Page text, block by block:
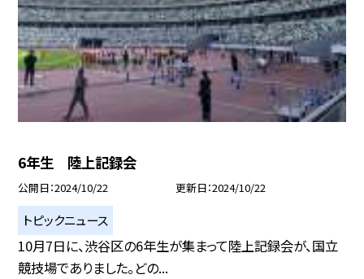
6年生 陸上記録会
公開日 2024/10/22 更新日 2024/10/22
トピックニュース
10月7日に、渋谷区の6年生が集まって陸上記録会が、国立
競技場でありました。どの...